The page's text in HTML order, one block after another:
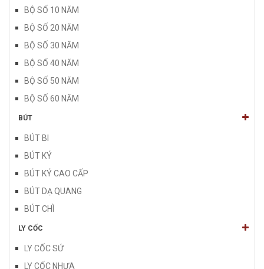
BỘ SỐ 10 NĂM
BỘ SỐ 20 NĂM
BỘ SỐ 30 NĂM
BỘ SỐ 40 NĂM
BỘ SỐ 50 NĂM
BỘ SỐ 60 NĂM
BÚT
BÚT BI
BÚT KÝ
BÚT KÝ CAO CẤP
BÚT DẠ QUANG
BÚT CHÌ
LY CỐC
LY CỐC SỨ
LY CỐC NHỰA